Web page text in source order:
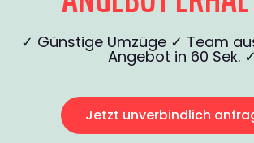
✓ Günstige Umzüge ✓ Team
Angebot in 60 Sek. ✓
Jetzt unverbindlich